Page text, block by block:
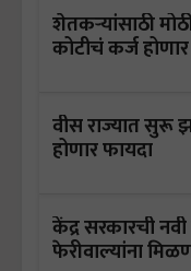
शेतकऱ्यांसाठी मोठी
कोटीचं कर्ज
वीस राज्यात सुरू झाली
होणार फायदा
केंद्र सरकारची नवी योजना :
फेरीवाल्यांना